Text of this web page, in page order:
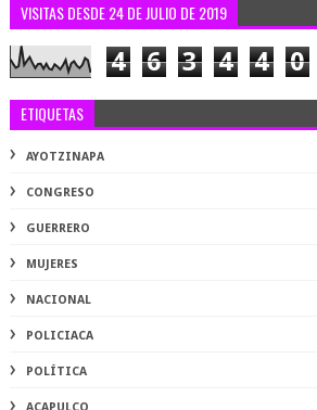
VISITAS DESDE 24 DE JULIO DE 2019
4 6 3 4 4 0
ETIQUETAS
AYOTZINAPA
CONGRESO
GUERRERO
MUJERES
NACIONAL
POLICIACA
POLÍTICA